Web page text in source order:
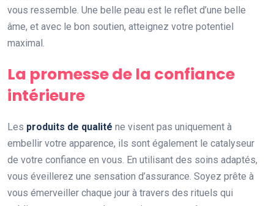
vous ressemble. Une belle peau est le reflet d’une belle
âme, et avec le bon soutien, atteignez votre potentiel
maximal.
La promesse de la confiance
intérieure
Les produits de qualité ne visent pas uniquement à
embellir votre apparence, ils sont également le catalyseur
de votre confiance en vous. En utilisant des soins adaptés,
vous éveillerez une sensation d’assurance. Soyez prête à
vous émerveiller chaque jour à travers des rituels qui